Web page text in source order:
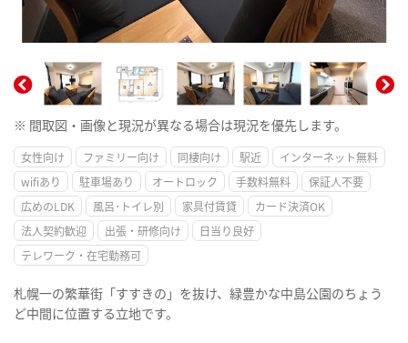
※ 間取図・画像と現況が異なる場合は現況を優先します。
女性向け ファミリー向け 同棲向け 駅近
インターネット無料
wifiあり
駐車場あり オートロック 手数料無料
保証人不要
広めのLDK
風呂･トイレ別 家具付賃貸
カード決済OK
法人契約歓迎
出張・研修向け
日当り良好
テレワーク・在宅勤務可
札幌一の繁華街「すすきの」を抜け、緑豊かな中島公園のちょう
ど中間に位置する立地です。